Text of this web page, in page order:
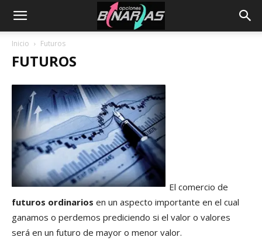
Inicio Futuros
FUTUROS
El comercio de
futuros ordinarios en un aspecto importante en el cual
ganamos o perdemos prediciendo si el valor o valores
será en un futuro de mayor o menor valor.